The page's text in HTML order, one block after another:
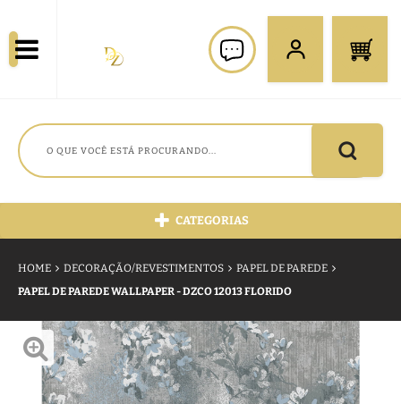
CATEGORIAS
HOME DECORAÇÃO/REVESTIMENTOS
PAPEL DE PAREDE
PAPEL DE PAREDE WALLPAPER - DZCO 12013 FLORIDO